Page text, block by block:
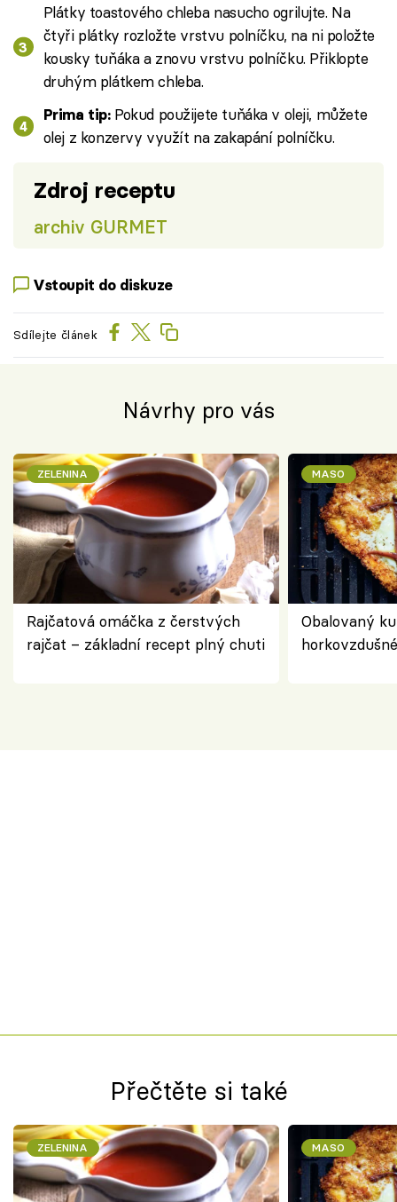
Plátky toastového chleba nasucho ogrilujte. Na
čtyři plátky rozložte vrstvu polníčku, na ni položte
kousky tuňáka a znovu vrstvu polníčku. Přiklopte
druhým plátkem chleba.
Prima tip:Pokud použijete tuňáka v oleji, můžete
olej z konzervy využít na zakapání polníčku.
Zdroj receptu
archiv GURMET
Vstoupit do diskuze
Sdílejte článek
Návrhy pro vás
ZELENINA
Rajčatová omáčka z čerstvých
rajčat – základní recept plný chuti
MASO
Obalovaný
Přečtěte si také
ZELENINA MASO